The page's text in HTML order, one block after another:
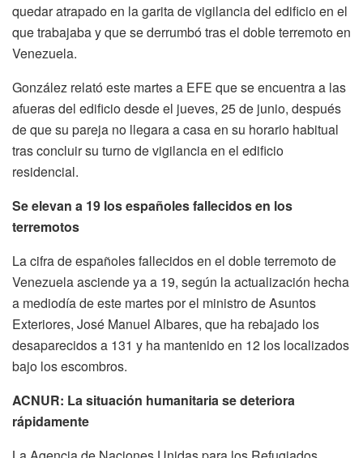
quedar atrapado en la garita de vigilancia del edificio en el
que trabajaba y que se derrumbó tras el doble terremoto en
Venezuela.
González relató este martes a EFE que se encuentra a las
afueras del edificio desde el jueves, 25 de junio, después
de que su pareja no llegara a casa en su horario habitual
tras concluir su turno de vigilancia en el edificio
residencial.
Se elevan a 19 los españoles fallecidos en los
terremotos
La cifra de españoles fallecidos en el doble terremoto de
Venezuela asciende ya a 19, según la actualización hecha
a mediodía de este martes por el ministro de Asuntos
Exteriores, José Manuel Albares, que ha rebajado los
desaparecidos a 131 y ha mantenido en 12 los localizados
bajo los escombros.
ACNUR: La situación humanitaria se deteriora
rápidamente